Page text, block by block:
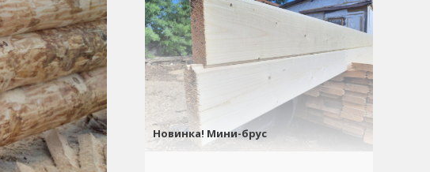
Новинка! Мини-брус